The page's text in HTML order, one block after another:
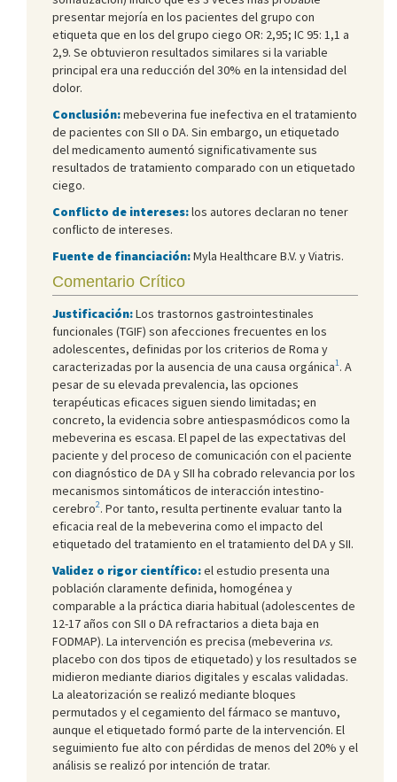
presentar mejoría en los pacientes del grupo con
etiqueta que en los del grupo ciego OR: 2,95; IC 95: 1,1 a
2,9. Se obtuvieron resultados similares si la variable
principal era una reducción del 30% en la intensidad del
dolor.
Conclusión:mebeverina fue inefectiva en el tratamiento
de pacientes con SII o DA. Sin embargo, un etiquetado
del medicamento aumentó significativamente sus
resultados de tratamiento comparado con un etiquetado
ciego.
Conflicto de intereses:los autores declaran no tener
conflicto de intereses.
Fuente de financiación:Myla Healthcare B.V. y Viatris.
Comentario Crítico
Justificación:Los trastornos gastrointestinales
funcionales (TGIF) son afecciones frecuentes en los
adolescentes, definidas por los criterios de Roma y
caracterizadas por la ausencia de una causa orgánica1. A
pesar de su elevada prevalencia, las opciones
terapéuticas eficaces siguen siendo limitadas; en
concreto, la evidencia sobre antiespasmódicos como la
mebeverina es escasa. El papel de las expectativas del
paciente y del proceso de comunicación con el paciente
con diagnóstico de DA y SII ha cobrado relevancia por los
mecanismos sintomáticos de interacción intestino-
cerebro2. Por tanto, resulta pertinente evaluar tanto la
eficacia real de la mebeverina como el impacto del
etiquetado del tratamiento en el tratamiento del DA y SII.
Validez o rigor científico:el estudio presenta una
población claramente definida, homogénea y
comparable a la práctica diaria habitual (adolescentes de
12-17 años con SII o DA refractarios a dieta baja en
FODMAP). La intervención es precisa (mebeverina vs.
placebo con dos tipos de etiquetado) y los resultados se
midieron mediante diarios digitales y escalas validadas.
La aleatorización se realizó mediante bloques
permutados y el cegamiento del fármaco se mantuvo,
aunque el etiquetado formó parte de la intervención. El
seguimiento fue alto con pérdidas de menos del 20% y el
análisis se realizó por intención de tratar.